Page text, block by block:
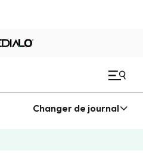
Changer de journal